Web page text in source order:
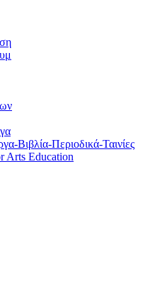
Βιβλία-Περιοδικά-Ταινίες
Arts Education